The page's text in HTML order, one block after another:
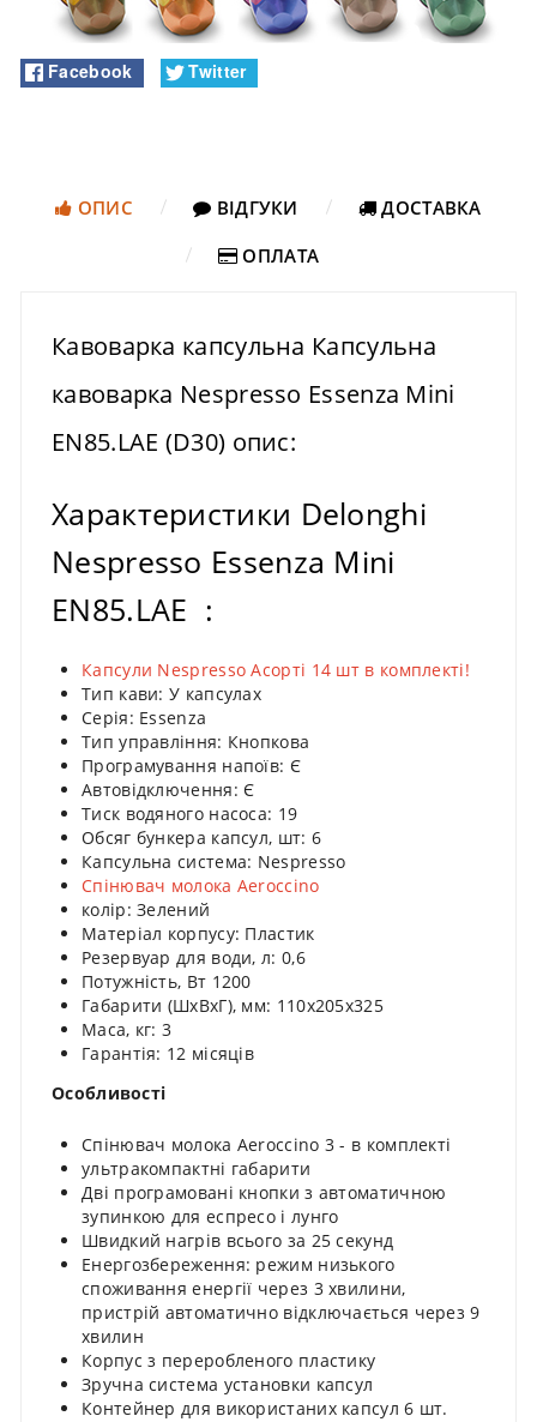
Facebook Twitter
ОПИС ВІДГУКИ
ДОСТАВКА
ОПЛАТА
Кавоварка капсульна Капсульна
кавоварка Nespresso Essenza Mini
EN85.LAE (D30) опис:
Характеристики Delonghi
Nespresso Essenza Mini
EN85.LAE :
Капсули Nespresso Асорті 14 шт в комплекті!
Тип кави: У капсулах
Серія: Essenza
Тип управління: Кнопкова
Програмування напоїв: Є
Автовідключення: Є
Тиск водяного насоса: 19
Обсяг бункера капсул, шт: 6
Капсульна система: Nespresso
Спінювач молока Aeroccino
колір: Зелений
Матеріал корпусу: Пластик
Резервуар для води, л: 0,6
Потужність, Вт 1200
Габарити (ШхВхГ), мм: 110x205х325
Маса, кг: 3
Гарантія: 12 місяців
Особливості
Спінювач молока Aeroccino 3 - в комплекті
ультракомпактні габарити
Дві програмовані кнопки з автоматичною
зупинкою для еспресо і лунго
Швидкий нагрів всього за 25 секунд
Енергозбереження: режим низького
споживання енергії через 3 хвилини,
пристрій автоматично відключається через 9
хвилин
Корпус з переробленого пластику
Зручна система установки капсул
Контейнер для використаних капсул 6 шт.